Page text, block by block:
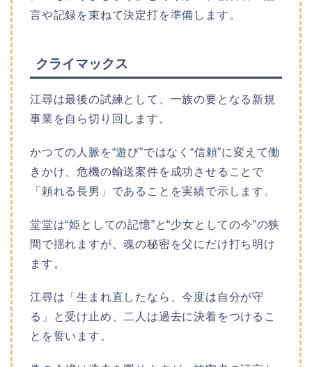
言や記録を束ねて決定打を準備します。
クライマックス
江尋は最後の試練として、一族の要となる新規
事業を自ら切り回します。
かつての人脈を“遊び”ではなく“信頼”に変えて働
きかけ、危機の輸送案件を成功させることで
「頼れる長男」であることを実績で示します。
堂堂は“姫としての記憶”と“少女としての今”の狭
間で揺れますが、魂の秘密を父にだけ打ち明け
ます。
江尋は「生まれ直したなら、今度は自分が守
る」と受け止め、二人は過去に決着をつけるこ
とを誓います。